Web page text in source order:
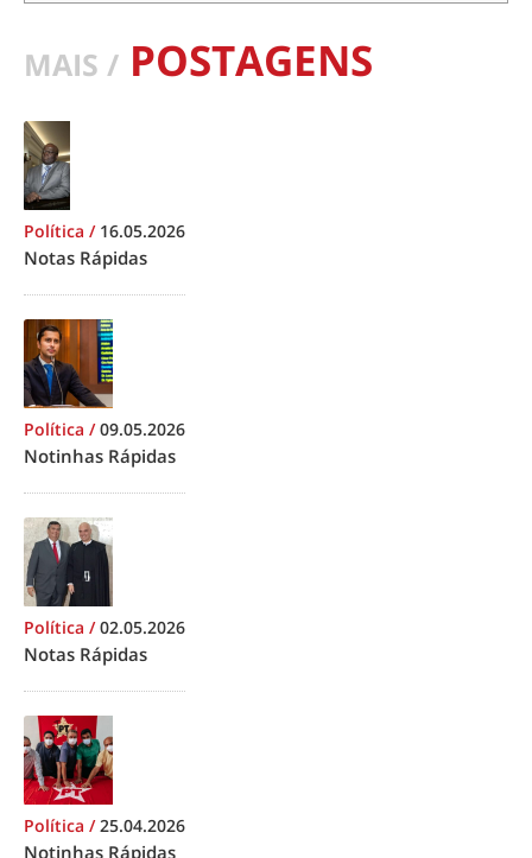
MAIS / POSTAGENS
Política / 16.05.2026
Notas Rápidas
Política /09.05.2026
Notinhas Rápidas
Política /02.05.2026
Notas Rápidas
Política /25.04.2026
Notinhas Rápidas